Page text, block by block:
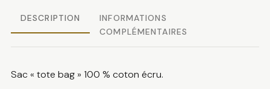
DESCRIPTION
INFORMATIONS
COMPLÉMENTAIRES
Sac « tote bag » 100 % coton écru.